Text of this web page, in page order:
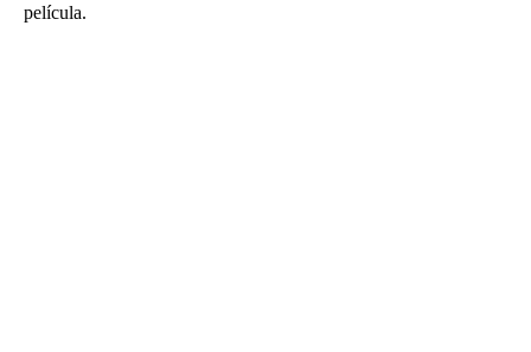
película.